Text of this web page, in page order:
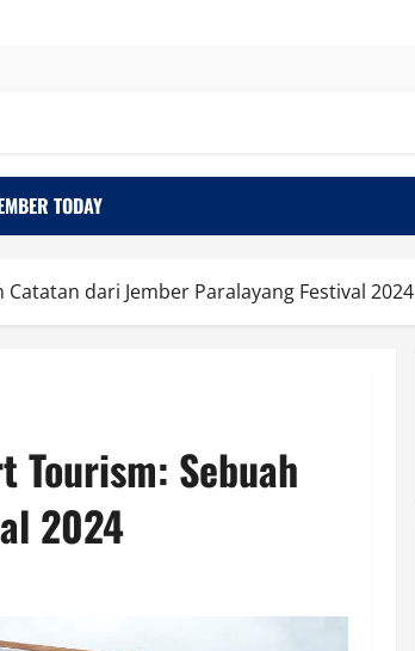
TODAY
dari Jember Paralayang Festival 2024
Tourism: Sebuah
2024